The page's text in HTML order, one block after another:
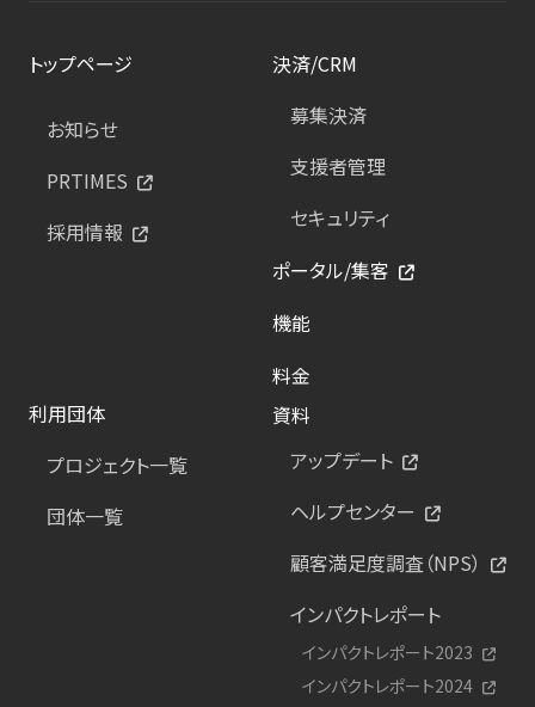
トップページ
お知らせ
PRTIMES
採用情報
決済/CRM
募集決済
支援者管理
セキュリティ
ポータル/集客
機能
料金
利用団体
プロジェクト一覧
団体一覧
資料
アップデート
ヘルプセンター
顧客満足度調査（NPS）
インパクトレポート
インパクトレポート2023
インパクトレポート2024